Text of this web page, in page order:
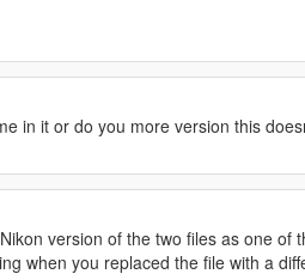
in it or do you more version this
version of the two files as one of
when you replaced the file with a